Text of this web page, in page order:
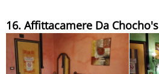
16. Affittacamere Da Chocho's